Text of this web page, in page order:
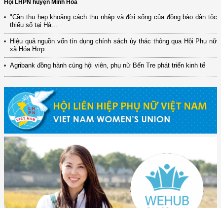
Hội LHPN huyện Minh Hóa
"Cần thu hẹp khoảng cách thu nhập và đời sống của đồng bào dân tộc
thiểu số tại Hà...
Hiệu quả nguồn vốn tín dụng chính sách ủy thác thông qua Hội Phụ nữ
xã Hóa Hợp
Agribank đồng hành cùng hội viên, phụ nữ Bến Tre phát triển kinh tế